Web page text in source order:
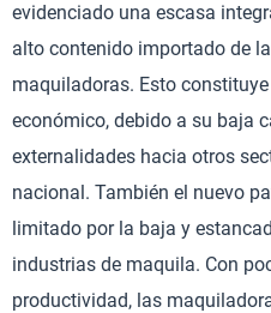
evidenciado una escasa
alto contenido importado de
maquiladoras. Esto
económico, debido a su baja
externalidades hacia otros
nacional. También el nuevo
limitado por la baja y
industrias de maquila. Con
productividad, las